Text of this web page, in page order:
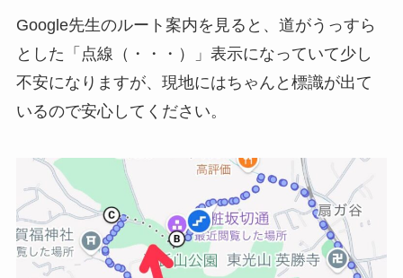
Google先生のルート案内を見ると、道がうっすら
とした「点線（・・・）」表示になっていて少し
不安になりますが、現地にはちゃんと標識が出て
いるので安心してください。